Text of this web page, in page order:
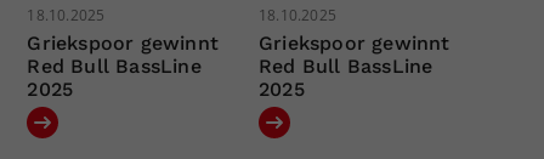
18.10.2025
Griekspoor gewinnt
Red Bull BassLine
2025
18.10.2025
Griekspoor gewinnt
Red Bull BassLine
2025